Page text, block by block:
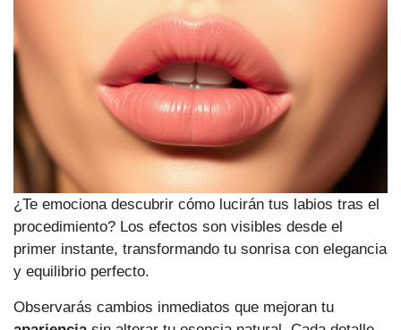
¿Te emociona descubrir cómo lucirán tus labios tras el
procedimiento? Los efectos son visibles desde el
primer instante, transformando tu sonrisa con elegancia
y equilibrio perfecto.
Observarás cambios inmediatos que mejoran tu